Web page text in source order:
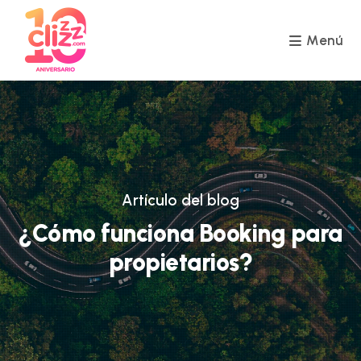
contenido
Menú
Artículo del blog
¿Cómo funciona Booking para
propietarios?